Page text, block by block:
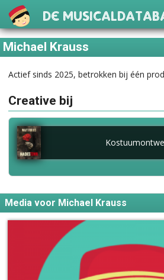
De
Michael Krauss
Actief sinds 2025, betrokken bij één
Creative bij
Media voor Michael Krauss